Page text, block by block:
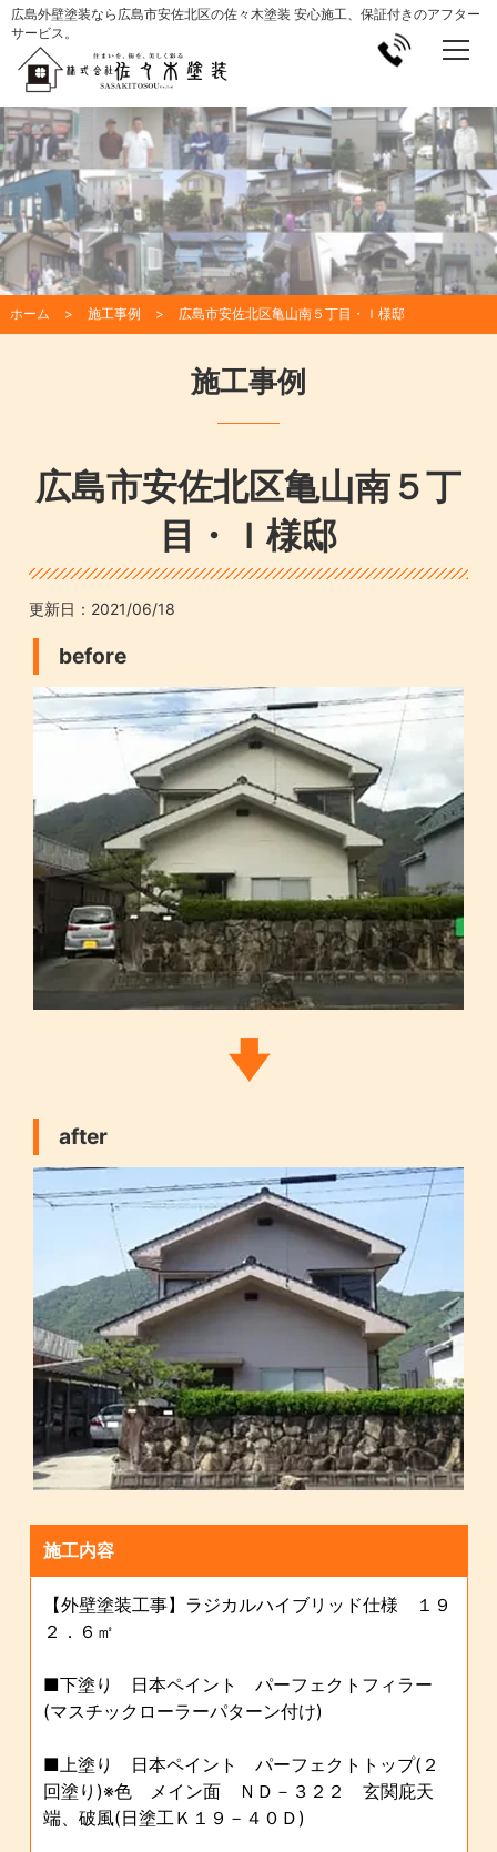
広島外壁塗装なら広島市安佐北区の佐々木塗装 安心施工、保証付きのアフター
サービス。
ホーム 施工事例 広島市安佐北区亀山南５丁目・Ｉ様邸
施工事例
広島市安佐北区亀山南５丁
目・Ｉ様邸
更新日： 2021/06/18
before
after
施工内容
【外壁塗装工事】ラジカルハイブリッド仕様 １９
２．６㎡
■下塗り 日本ペイント パーフェクトフィラー
(マスチックローラーパターン付け)
■上塗り 日本ペイント パーフェクトトップ(２
回塗り)※色 メイン面 ＮＤ－３２２ 玄関庇天
端、破風(日塗工Ｋ１９－４０Ｄ)